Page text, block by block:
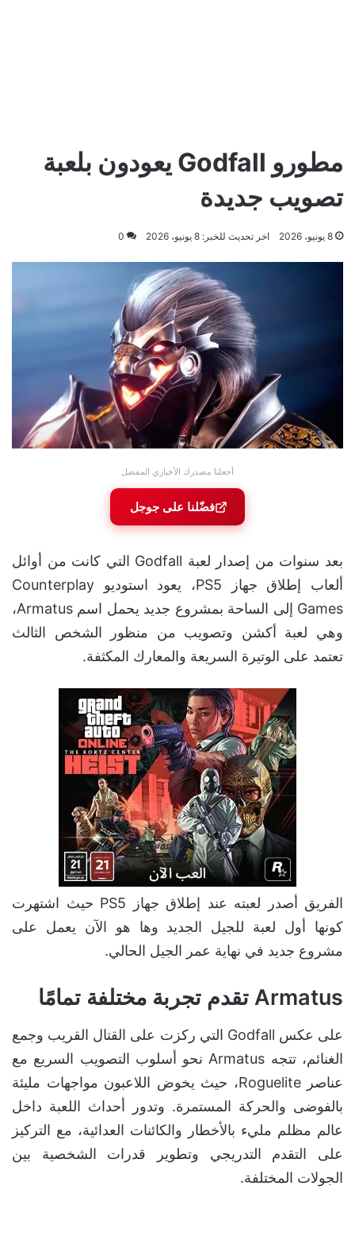
مطورو Godfall يعودون بلعبة
تصويب جديدة
8 يونيو، 2026 اخر تحديث للخبر: 8 يونيو، 2026 0
أجعلنا مصدرك الأخباري المفضل
فضّلنا على جوجل
بعد سنوات من إصدار لعبة Godfall التي كانت من أوائل
ألعاب إطلاق جهاز PS5، يعود استوديو Counterplay
Games إلى الساحة بمشروع جديد يحمل اسم Armatus،
وهي لعبة أكشن وتصويب من منظور الشخص الثالث
تعتمد على الوتيرة السريعة والمعارك المكثفة.
الفريق أصدر لعبته عند إطلاق جهاز PS5 حيث اشتهرت
كونها أول لعبة للجيل الجديد وها هو الآن يعمل على
مشروع جديد في نهاية عمر الجيل الحالي.
Armatus تقدم تجربة مختلفة تمامًا
على عكس Godfall التي ركزت على القتال القريب وجمع
الغنائم، تتجه Armatus نحو أسلوب التصويب السريع مع
عناصر Roguelite، حيث يخوض اللاعبون مواجهات مليئة
بالفوضى والحركة المستمرة. وتدور أحداث اللعبة داخل
عالم مظلم مليء بالأخطار والكائنات العدائية، مع التركيز
على التقدم التدريجي وتطوير قدرات الشخصية بين
الجولات المختلفة.